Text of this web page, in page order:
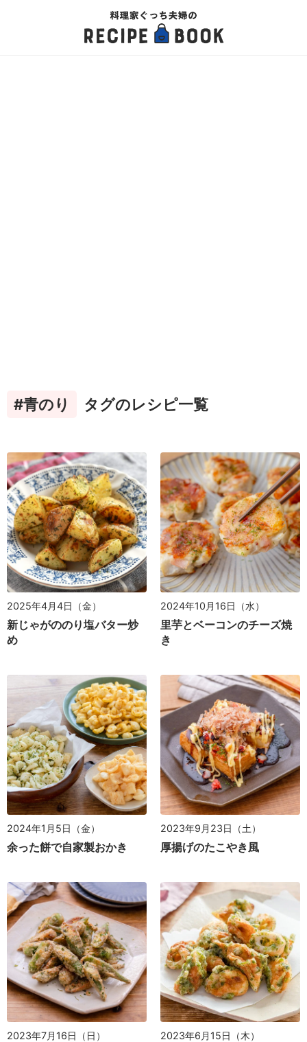
#青のり タグのレシピ一覧
2025年4月4日（金）
新じゃがののり塩バター炒
め
2024年10月16日（水）
里芋とベーコンのチーズ焼
き
2024年1月5日（金）
余った餅で自家製おかき
2023年9月23日（土）
厚揚げのたこやき風
2023年7月16日（日） 2023年6月15日（木）